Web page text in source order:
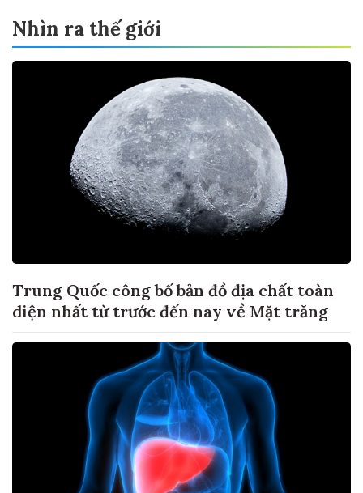
Nhìn ra thế giới
Trung Quốc công bố bản đồ địa chất toàn
diện nhất từ trước đến nay về Mặt trăng